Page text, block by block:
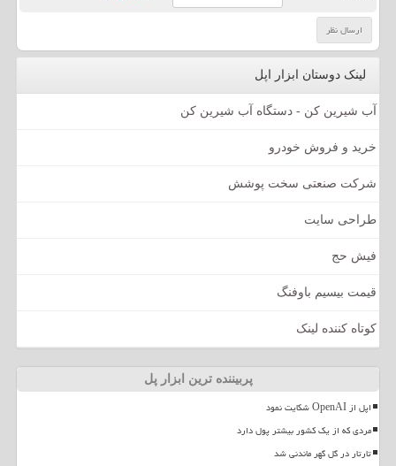
لینک دوستان ابزار اپل
آب شیرین کن - دستگاه آب شیرین کن
خرید و فروش خودرو
شرکت صنعتی سخت پوشش
طراحی سایت
فیش حج
قیمت بیسیم باوفنگ
کوتاه کننده لینک
پربیننده ترین ابزار پل
اپل از OpenAI شکایت نمود
مردی که از یک کشور بیشتر پول دارد
تارتار در گل گهر ماندنی شد